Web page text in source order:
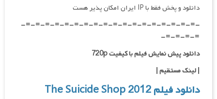
دانلود و پخش فقط با IP ایران امکان پذیر هست
-=-=-=-=-=-=-=-=-=-=-=-=-=-=-=-=-=-=-
=-=-=-=-
دانلود پیش نمایش فیلم با کیفیت 720p
|لینک مستقیم|
دانلود فیلم The Suicide Shop 2012